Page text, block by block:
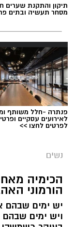
תיקון והתקנת שערים
מסחר תעשיה ובתים
פנתרה -חלל משותף
לאירועים עסקיים
לפרטים לחצו >>
נשים
הכימיה
הורמוני
יש ימים שבהם
ויש ימים שבהם